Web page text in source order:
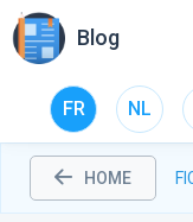
Blog
FR NL
HOME